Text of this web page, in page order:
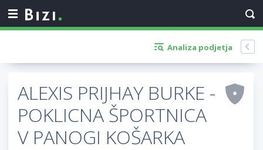
Analiza podjetja
ALEXIS PRIJHAY BURKE -
POKLICNA ŠPORTNICA
V PANOGI KOŠARKA